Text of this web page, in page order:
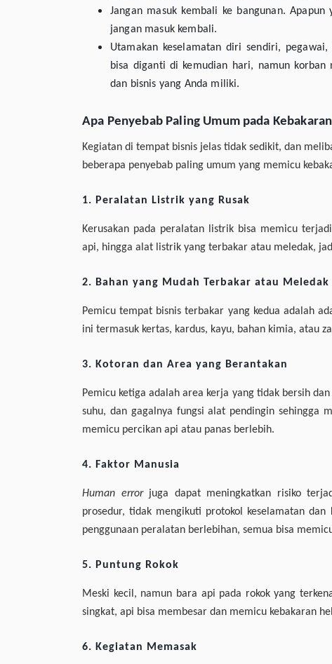
Jangan masuk kembali ke bangunan.
jangan masuk kembali.
Utamakan keselamatan diri sendiri,
bisa diganti di kemudian hari, namun
dan bisnis yang Anda miliki.
Apa Penyebab Paling Umum pada
Kegiatan di tempat bisnis jelas tidak sedikit, dan
beberapa penyebab paling umum yang memicu
1. Peralatan Listrik yang Rusak
Kerusakan pada peralatan listrik bisa memicu
api, hingga alat listrik yang terbakar atau meledak,
2. Bahan yang Mudah Terbakar atau Meledak
Pemicu tempat bisnis terbakar yang kedua adalah
ini termasuk kertas, kardus, kayu, bahan kimia, atau
3. Kotoran dan Area yang Berantakan
Pemicu ketiga adalah area kerja yang tidak bersih
suhu, dan gagalnya fungsi alat pendingin sehingga
memicu percikan api atau panas berlebih.
4. Faktor Manusia
Human errorjuga dapat meningkatkan risiko
prosedur, tidak mengikuti protokol keselamatan
penggunaan peralatan berlebihan, semua bisa
5. Puntung Rokok
Meski kecil, namun bara api pada rokok yang
singkat, api bisa membesar dan memicu kebakaran
6. Kegiatan Memasak